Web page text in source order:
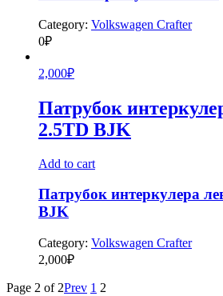
Category: Volkswagen Crafter
0₽
2,000₽
Патрубок
2.5TD BJK
Add to cart
Патрубок интеркулера
BJK
Category: Volkswagen Crafter
2,000₽
Page 2 of 2Prev 1 2